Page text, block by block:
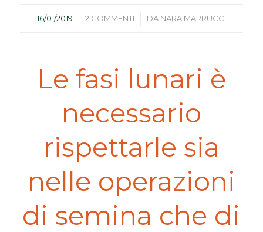
16/01/2019
/ 2 COMMENTI
/ DA NARA MARRUCCI
Le fasi lunari è
necessario
rispettarle sia
nelle operazioni
di semina che di